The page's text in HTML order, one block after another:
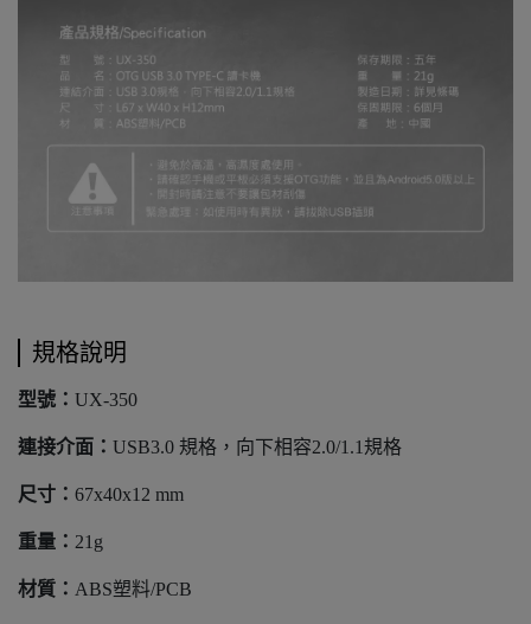
規格說明
型號： UX-350
連接介面： USB3.0 規格，向下相容2.0/1.1規格
尺寸： 67x40x12 mm
重量： 21g
材質： ABS塑料/PCB